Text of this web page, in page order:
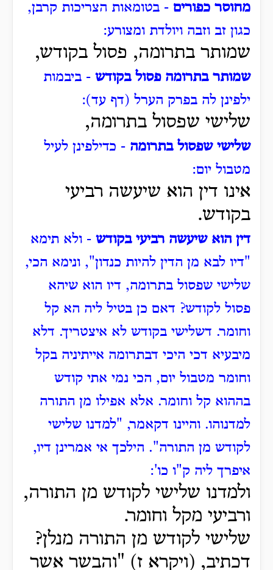
מחוסר כפורים - בטומאות הצריכות קרבן,
כגון זב וזבה ויולדת ומצורע:
שמותר בתרומה, פסול בקודש,
שמותר בתרומה פסול בקודש - ביבמות
ילפינן לה בפרק הערל (דף עד):
שלישי שפסול בתרומה,
שלישי שפסול בתרומה - כדילפינן לעיל
מטבול יום:
אינו דין הוא שיעשה רביעי
בקודש.
דין הוא שיעשה רביעי בקודש - ולא תימא
"דיו לבא מן הדין להיות כנדון", ונימא הכי,
שלישי שפסול בתרומה, דיו הוא שיהא
פסול לקודש? דאם כן בטיל ליה הא קל
וחומר. דשלישי בקודש לא איצטריך. דלא
מיבעיא דכי היכי דבתרומה אייתיניה בקל
וחומר מטבול יום, הכי נמי אתי קודש
בההוא קל וחומר. אלא אפילו מן התורה
למדנוהו. והיינו דקאמר, "למדנו שלישי
לקודש מן התורה". הילכך אי אמרינן דיו,
איפרך ליה ק"ו כו':
ולמדנו שלישי לקודש מן התורה,
ורביעי מקל וחומר.
שלישי לקודש מן התורה מנלן?
דכתיב, (ויקרא ז) "והבשר אשר